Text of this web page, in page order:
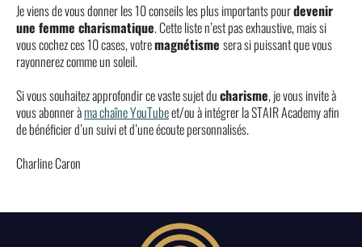
Je viens de vous donner les 10 conseils les plus importants pourdevenir
une femme charismatique. Cette liste n’est pas exhaustive, mais si
vous cochez ces 10 cases, votremagnétisme sera si puissant que vous
rayonnerez comme un soleil.
Si vous souhaitez approfondir ce vaste sujet ducharisme, je vous invite à
vous abonner àma chaîne YouTubeet/ou à intégrer la STAIR Academy afin
de bénéficier d’un suivi et d’une écoute personnalisés.
Charline Caron